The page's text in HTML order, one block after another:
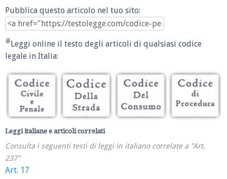
Pubblica questo articolo nel tuo sito:
Leggi online il testo degli articoli di qualsiasi codice
legale in Italia:
Leggi italiane e articoli correlati
Consulta i seguenti testi di leggi in italiano correlate a "Art.
237"
Art. 17